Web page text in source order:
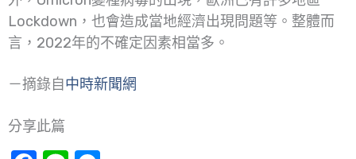
Lockdown，也會造成當地經濟出現問題等。整體而
言，2022年的不確定因素相當多。
－摘錄自中時新聞網
分享此篇